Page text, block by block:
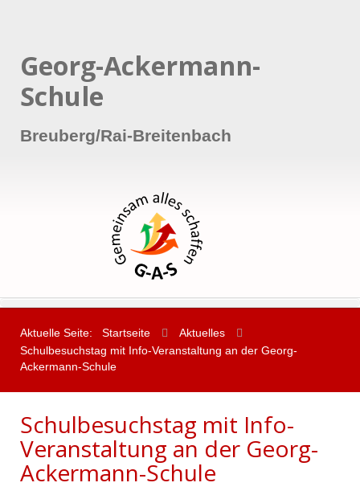
Georg-Ackermann-
Schule
Breuberg/Rai-Breitenbach
Aktuelle Seite: Startseite
Aktuelles
Schulbesuchstag mit Info-Veranstaltung an der Georg-
Ackermann-Schule
Schulbesuchstag mit Info-
Veranstaltung an der Georg-
Ackermann-Schule